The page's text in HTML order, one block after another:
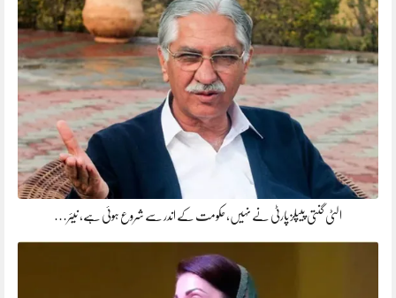
الٹی گنتی پیپلز پارٹی نے نہیں، حکومت کے اندر سے شروع ہوئی ہے، نیئر…